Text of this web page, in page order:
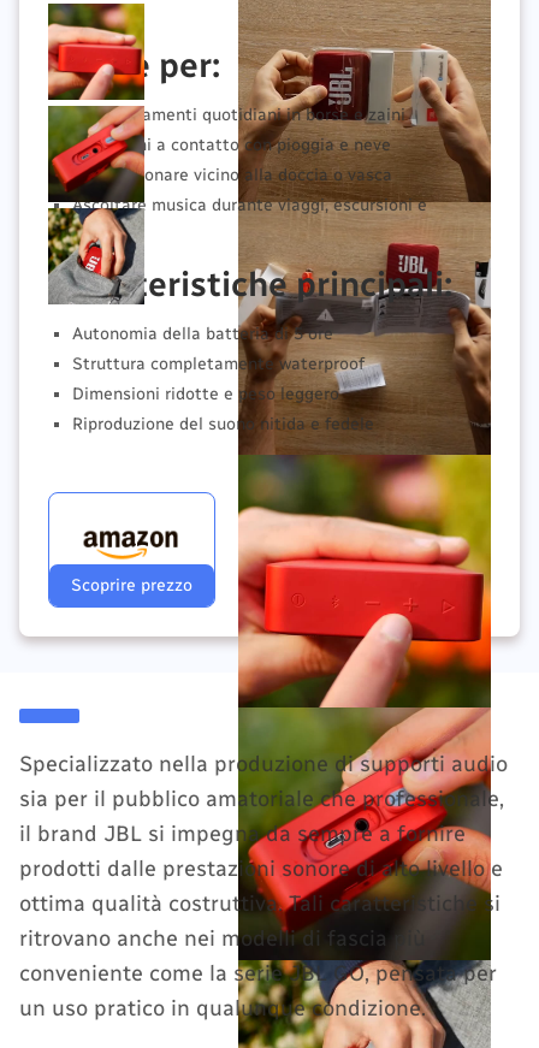
Ideale per:
Gli spostamenti quotidiani in borse e zaini
Situazioni a contatto con pioggia e neve
Da posizionare vicino alla doccia o vasca
Ascoltare musica durante viaggi, escursioni e
sport
Caratteristiche principali:
Autonomia della batteria di 5 ore
Struttura completamente waterproof
Dimensioni ridotte e peso leggero
Riproduzione del suono nitida e fedele
Scoprire prezzo
Specializzato nella produzione di supporti audio
sia per il pubblico amatoriale che professionale,
il brand JBL si impegna da sempre a fornire
prodotti dalle prestazioni sonore di alto livello e
ottima qualità costruttiva. Tali caratteristiche si
ritrovano anche nei modelli di fascia più
conveniente come la serie JBL GO, pensata per
un uso pratico in qualunque condizione.